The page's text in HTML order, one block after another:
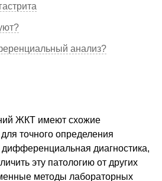
анализ?
ЖКТ имеют схожие
точного определения
дифференциальная диагностика,
эту патологию от других
методы лабораторных